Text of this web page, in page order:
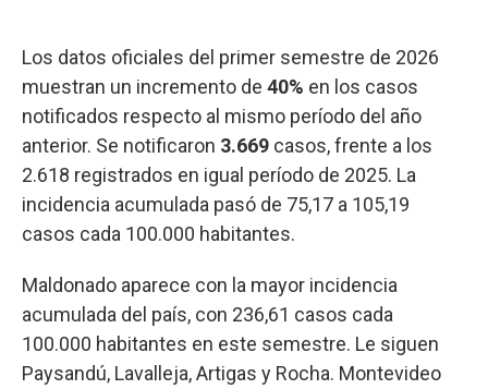
Los datos oficiales del primer semestre de 2026
muestran un incremento de 40% en los casos
notificados respecto al mismo período del año
anterior. Se notificaron 3.669 casos, frente a los
2.618 registrados en igual período de 2025. La
incidencia acumulada pasó de 75,17 a 105,19
casos cada 100.000 habitantes.
Maldonado aparece con la mayor incidencia
acumulada del país, con 236,61 casos cada
100.000 habitantes en este semestre. Le siguen
Paysandú, Lavalleja, Artigas y Rocha. Montevideo